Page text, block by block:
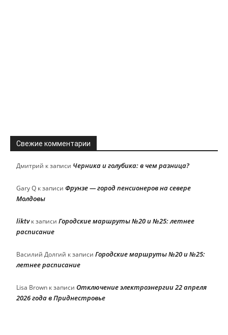
Свежие комментарии
Дмитрий к записи Черника и голубика: в чем разница?
Gary Q к записи Фрунзе — город пенсионеров на севере
Молдовы
liktvк записи Городские маршруты №20 и №25: летнее
расписание
Василий Долгий к записи Городские маршруты №20 и №25:
летнее расписание
Lisa Brown к записи Отключение электроэнергии 22 апреля
2026 года в Приднестровье